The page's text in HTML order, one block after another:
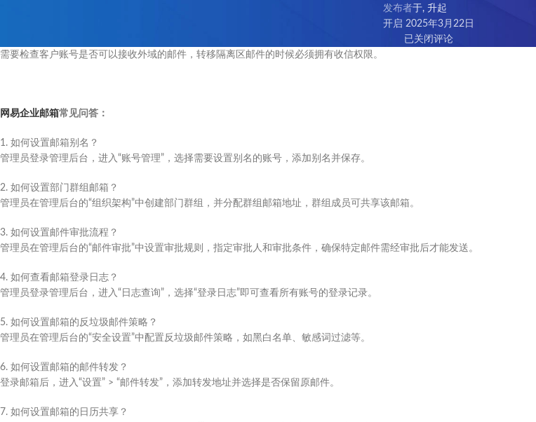
发布者于, 升起
开启 2025年3月22日
已关闭评论
需要检查客户账号是否可以接收外域的邮件，转移隔离区邮件的时候必须拥有收信权限。
网易企业邮箱常见问答：
1. 如何设置邮箱别名？
管理员登录管理后台，进入“账号管理”，选择需要设置别名的账号，添加别名并保存。
2. 如何设置部门群组邮箱？
管理员在管理后台的“组织架构”中创建部门群组，并分配群组邮箱地址，群组成员可共享该邮箱。
3. 如何设置邮件审批流程？
管理员在管理后台的“邮件审批”中设置审批规则，指定审批人和审批条件，确保特定邮件需经审批后才能发送。
4. 如何查看邮箱登录日志？
管理员登录管理后台，进入“日志查询”，选择“登录日志”即可查看所有账号的登录记录。
5. 如何设置邮箱的反垃圾邮件策略？
管理员在管理后台的“安全设置”中配置反垃圾邮件策略，如黑白名单、敏感词过滤等。
6. 如何设置邮箱的邮件转发？
登录邮箱后，进入“设置” > “邮件转发”，添加转发地址并选择是否保留原邮件。
7. 如何设置邮箱的日历共享？